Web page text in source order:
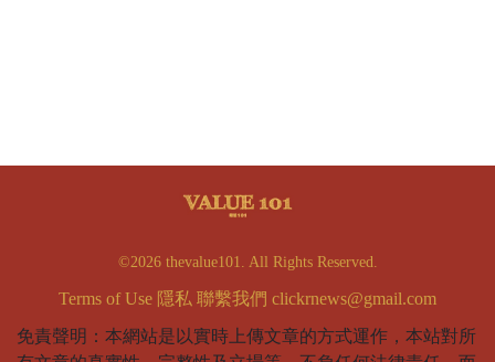
©2026 thevalue101. All Rights Reserved.
Terms of Use 隱私 聯繫我們 clickrnews@gmail.com
免責聲明：本網站是以實時上傳文章的方式運作，本站對所